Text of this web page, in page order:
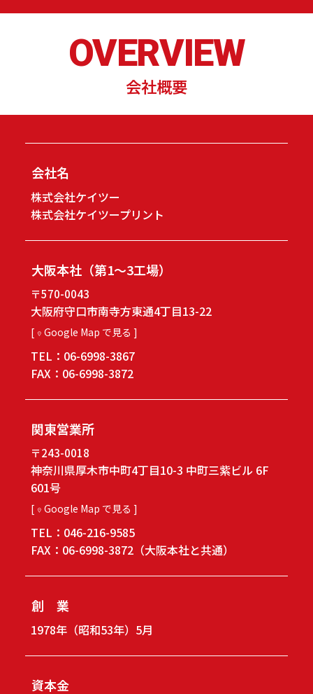
OVERVIEW
会社概要
会社名
株式会社ケイツー
株式会社ケイツープリント
大阪本社 （第1～3工場）
〒570-0043
大阪府守口市南寺方東通4丁目13-22
[ Google Map で見る ]
TEL： 06-6998-3867
FAX： 06-6998-3872
関東営業所
〒243-0018
神奈川県厚木市中町4丁目10-3 中町三紫ビル 6F
601号
[ Google Map で見る ]
TEL： 046-216-9585
FAX： 06-6998-3872 （大阪本社と共通）
創 業
1978年（昭和53年）5月
資本金